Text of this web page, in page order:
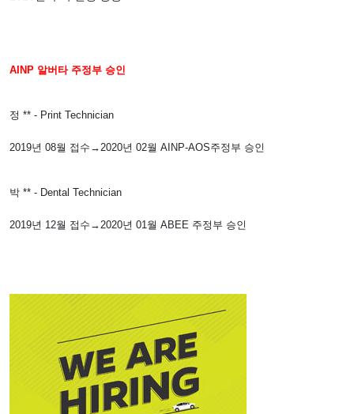
알버타 주정부 승인
2019년 09월 접수→2020년 02월 AINP-AOS주정부 승인
우 ** - Cook
2019년 10월 접수→2020년 03월 AINP-AOS주정부 승인